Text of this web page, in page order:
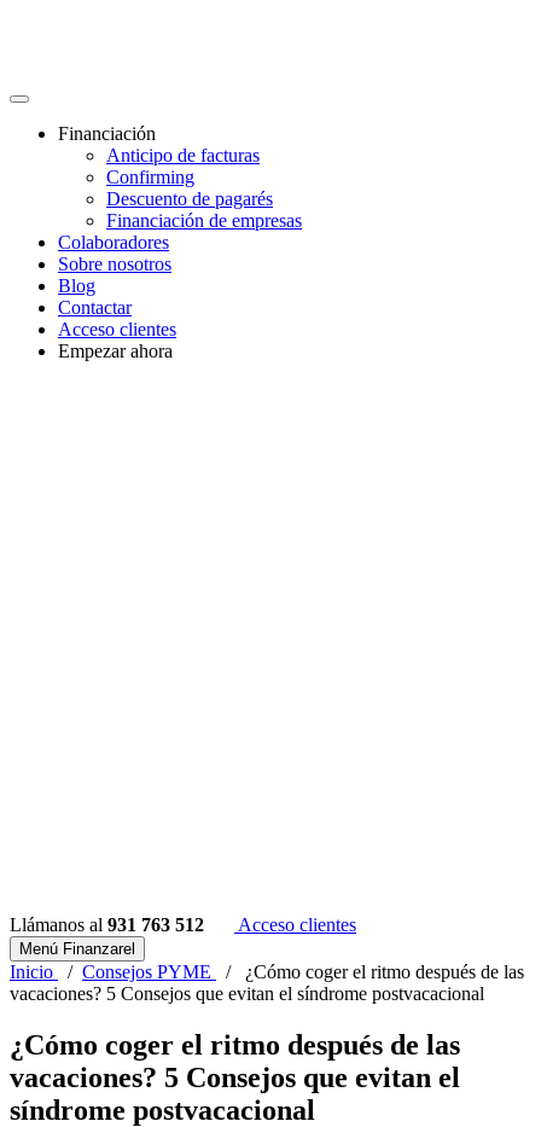
Financiación
Anticipo de facturas
Confirming
Descuento de pagarés
Financiación de empresas
Colaboradores
Sobre nosotros
Blog
Contactar
Acceso clientes
Empezar ahora
Llámanos al 931 763 512 Acceso clientes
Menú Finanzarel
Inicio / Consejos PYME / ¿Cómo coger el ritmo después de las
vacaciones? 5 Consejos que evitan el síndrome postvacacional
¿Cómo coger el ritmo después de las
vacaciones? 5 Consejos que evitan el
síndrome postvacacional